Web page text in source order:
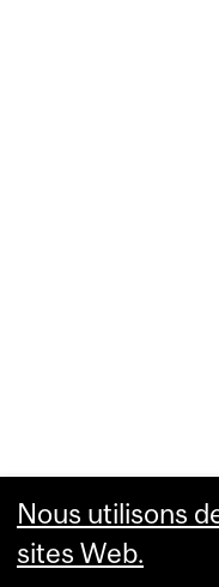
Nous utilisons
sites Web.